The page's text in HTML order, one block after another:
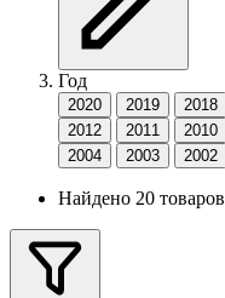
Год
2020 2019 2018
2012
2011 2010
2004
2003 2002
Найдено 20 товаров